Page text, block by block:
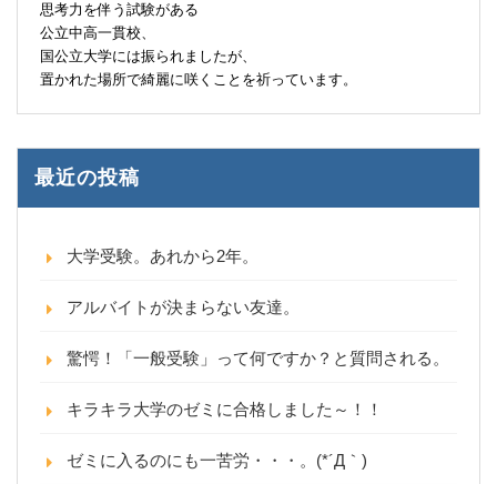
思考力を伴う試験がある
公立中高一貫校、
国公立大学には振られましたが、
置かれた場所で綺麗に咲くことを祈っています。
最近の投稿
大学受験。あれから2年。
アルバイトが決まらない友達。
驚愕！「一般受験」って何ですか？と質問される。
キラキラ大学のゼミに合格しました～！！
ゼミに入るのにも一苦労・・・。(*´Д｀)